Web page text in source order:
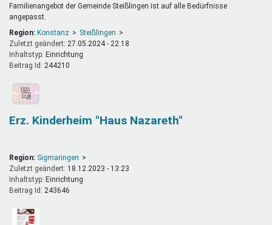
Familienangebot der Gemeinde Steißlingen ist auf alle Bedürfnisse
angepasst.
Region: Konstanz
Steißlingen
Zuletzt geändert: 27.05.2024 - 22:18
Inhaltstyp:
einrichtung
Beitrag Id: 244210
Erz. Kinderheim "Haus Nazareth"
Region: Sigmaringen
Zuletzt geändert: 18.12.2023 - 13:23
Inhaltstyp:
einrichtung
Beitrag Id: 243646